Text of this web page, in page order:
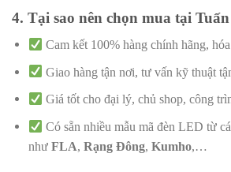
4. Tại sao nên chọn mua tại
Cam kết 100% hàng chính hãng,
Giao hàng tận nơi, tư vấn kỹ thuật
Giá tốt cho đại lý, chủ shop, công
Có sẵn nhiều mẫu mã đèn LED từ
như FLA, Rạng Đông, Kumho,…